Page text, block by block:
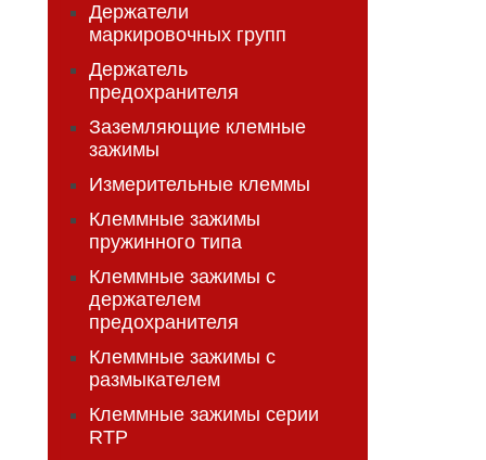
Держатели
маркировочных групп
Держатель
предохранителя
Заземляющие клемные
зажимы
Измерительные клеммы
Клеммные зажимы
пружинного типа
Клеммные зажимы с
держателем
предохранителя
Клеммные зажимы с
размыкателем
Клеммные зажимы серии
RTP